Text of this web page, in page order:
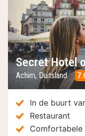
Secret Hotel
Achim, Duitsland
In de buurt
Restaurant
Comfortabele